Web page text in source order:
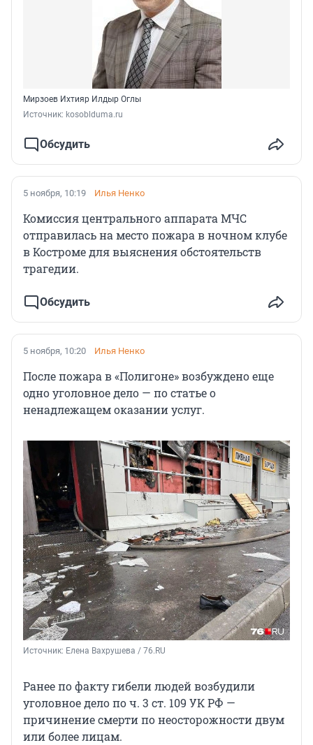
Мирзоев Ихтияр Илдыр Оглы
Источник: kosoblduma.ru
Обсудить
5 ноября, 10:19 Илья Ненко
Комиссия центрального аппарата МЧС
отправилась на место пожара в ночном клубе
в Костроме для выяснения обстоятельств
трагедии.
Обсудить
5 ноября, 10:20 Илья Ненко
После пожара в «Полигоне» возбуждено еще
одно уголовное дело — по статье о
ненадлежащем оказании услуг.
Источник: Елена Вахрушева / 76.RU
Ранее по факту гибели людей возбудили
уголовное дело по ч. 3 ст. 109 УК РФ —
причинение смерти по неосторожности двум
или более лицам.